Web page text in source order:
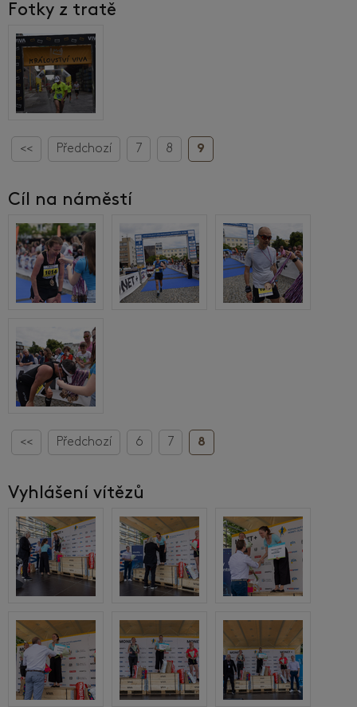
Fotky z tratě
<< Předchozí 7 8 9
Cíl na náměstí
<< Předchozí 6 7 8
Vyhlášení vítězů